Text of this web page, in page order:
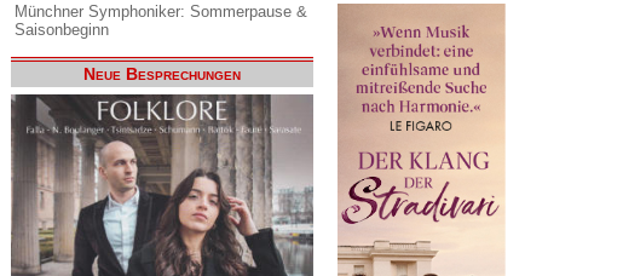
Münchner Symphoniker: Sommerpause &
Saisonbeginn
Neue Besprechungen